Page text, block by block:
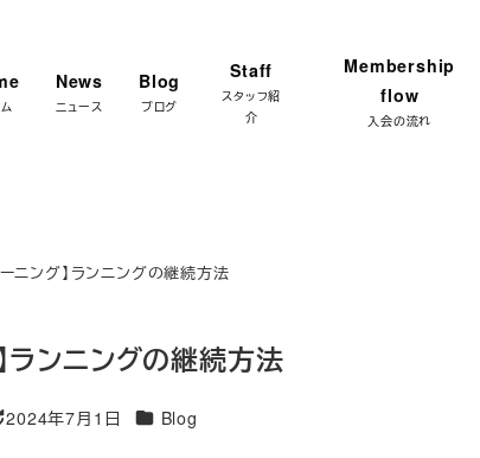
News
ニュース
Blog
ブログ
Staff
スタッフ紹
介
Membership
flow
入会の流れ
ーニング】ランニングの継続方法
ランニングの継続方法
日
2024年7月1日 カテゴリー
Blog